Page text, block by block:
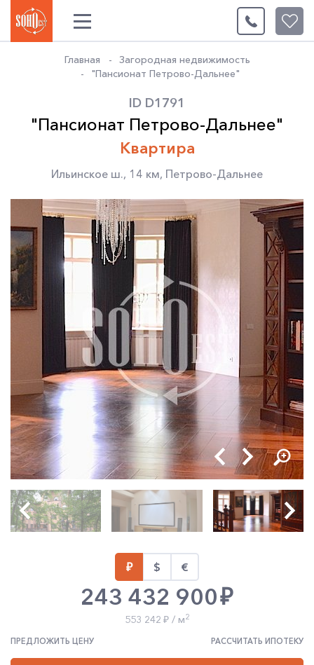
0
Главная
Загородная недвижимость
"Пансионат Петрово-Дальнее"
ID D1791
"Пансионат Петрово-Дальнее"
Квартира
Ильинское ш., 14 км, Петрово-Дальнее
243 432 900
553 242 / м2
ПРЕДЛОЖИТЬ ЦЕНУ РАССЧИТАТЬ ИПОТЕКУ